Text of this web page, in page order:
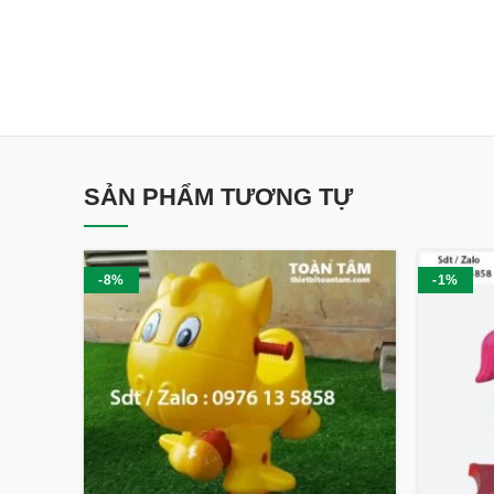
SẢN PHẨM TƯƠNG TỰ
-8% -1%